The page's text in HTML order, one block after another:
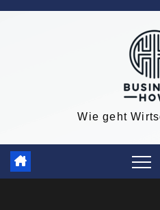
Zum
Wie geht